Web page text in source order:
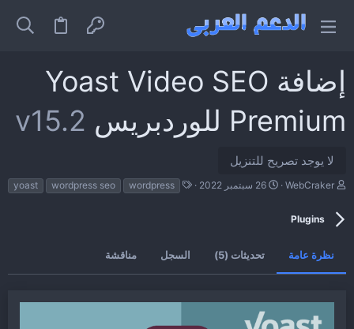
إضافة Yoast Video SEO
Premium للوردبريس
v15.2
لا يوجد تصريح للتنزيل
اWebCraker
ت
إ
ا
ء
26 سبتمبر 2022
ل
wordpress
wordpress seo
yoast
Plugins
نظرة عامة تحديثات (5) السجل مناقشة